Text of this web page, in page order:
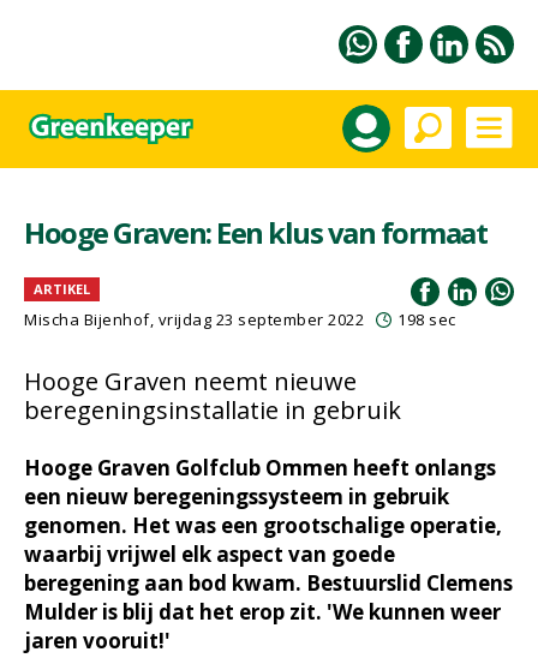
Hooge Graven: Een klus van formaat
ARTIKEL
Mischa Bijenhof, vrijdag 23 september 2022 198 sec
Hooge Graven neemt nieuwe
beregeningsinstallatie in gebruik
Hooge Graven Golfclub Ommen heeft onlangs
een nieuw beregeningssysteem in gebruik
genomen. Het was een grootschalige operatie,
waarbij vrijwel elk aspect van goede
beregening aan bod kwam. Bestuurslid Clemens
Mulder is blij dat het erop zit. 'We kunnen weer
jaren vooruit!'